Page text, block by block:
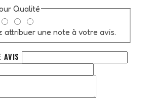
Qualité
attribuer une note à votre avis.
AVIS